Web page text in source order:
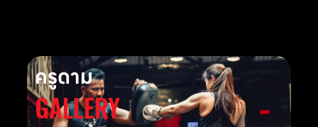
ครูดาม
GALLERY